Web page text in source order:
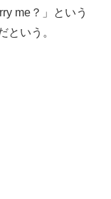
me？」という
という。